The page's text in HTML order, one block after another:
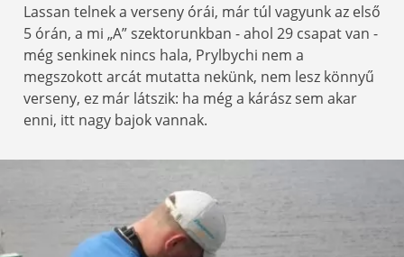
Lassan telnek a verseny órái, már túl vagyunk az első
5 órán, a mi „A” szektorunkban - ahol 29 csapat van -
még senkinek nincs hala, Prylbychi nem a
megszokott arcát mutatta nekünk, nem lesz könnyű
verseny, ez már látszik: ha még a kárász sem akar
enni, itt nagy bajok vannak.